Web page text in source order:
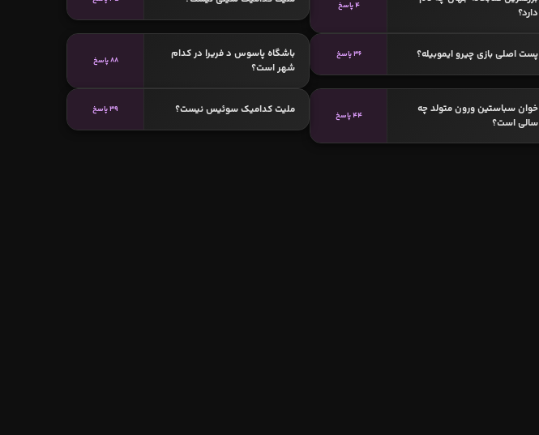
دارد؟
4 پاسخ
پست اصلی بازی چیرو ایموبیله؟ 36 پاسخ
باشگاه پاسوس د فریرا در کدام
شهر است؟
88 پاسخ
خوان سباستین ورون متولد چه
سالی است؟
44 پاسخ ملیت کدامیک سوئیس نیست؟ 39 پاسخ